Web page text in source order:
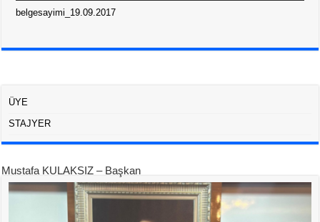
belgesayimi_19.09.2017
ÜYE
STAJYER
Mustafa KULAKSIZ – Başkan